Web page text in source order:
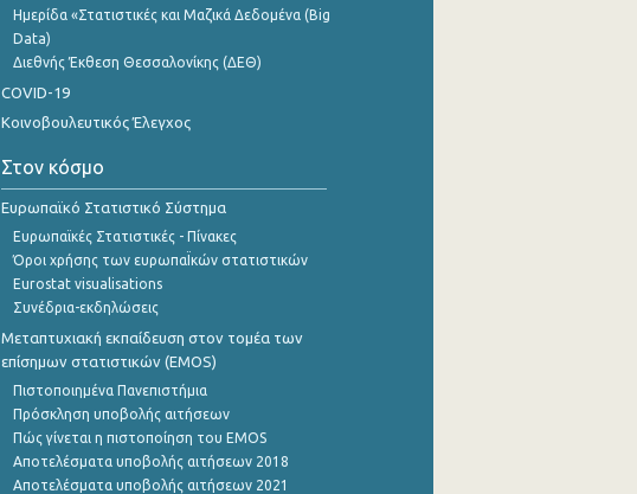
Ημερίδα «Στατιστικές και Μαζικά Δεδομένα (Big
Data)
Διεθνής Έκθεση Θεσσαλονίκης (ΔΕΘ)
COVID-19
Κοινοβουλευτικός Έλεγχος
Στον κόσμο
Ευρωπαϊκό Στατιστικό Σύστημα
Ευρωπαϊκές Στατιστικές - Πίνακες
Όροι χρήσης των ευρωπαΪκών στατιστικών
Eurostat visualisations
Συνέδρια-εκδηλώσεις
Μεταπτυχιακή εκπαίδευση στον τομέα των
επίσημων στατιστικών (EMOS)
Πιστοποιημένα Πανεπιστήμια
Πρόσκληση υποβολής αιτήσεων
Πώς γίνεται η πιστοποίηση του EMOS
Αποτελέσματα υποβολής αιτήσεων 2018
Αποτελέσματα υποβολής αιτήσεων 2021